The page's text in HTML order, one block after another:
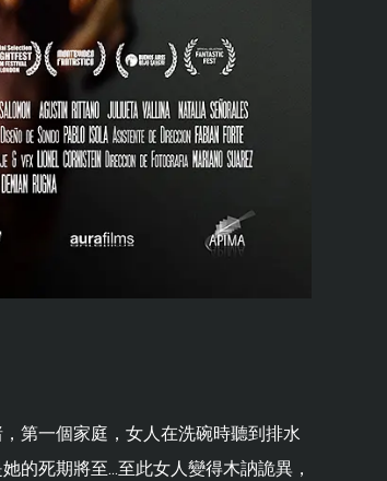
第一個家庭，女人在洗碗時聽到排水
的死期將至...至此女人變得木訥詭異，